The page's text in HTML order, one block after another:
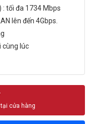
: tối đa 1734 Mbps
lên đến 4Gbps.
cùng lúc
cửa hàng